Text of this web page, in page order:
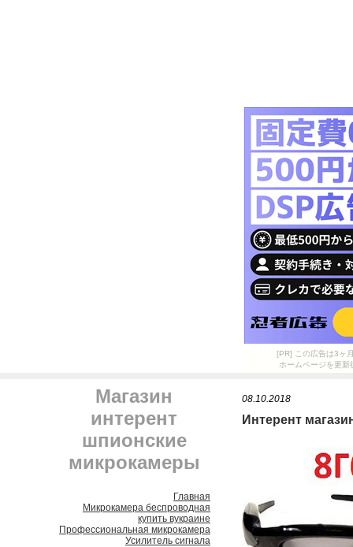
[PR] この広告は3ヶ
ホームページを更
Магазин
интерент
шпионские
микрокамеры
Главная
Микрокамера беспроводная
купить вукраине
Профессиональная микрокамера
Усилитель сигнала
08.10.2018
Интерент